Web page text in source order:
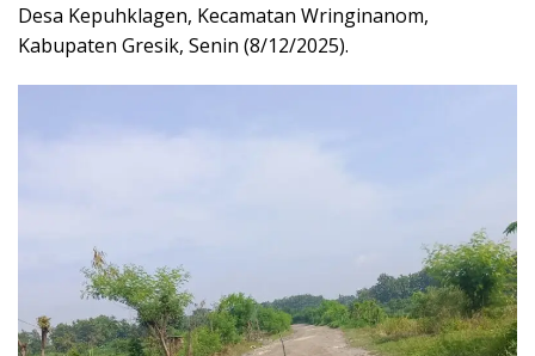
Desa Kepuhklagen, Kecamatan Wringinanom,
Kabupaten Gresik, Senin (8/12/2025).